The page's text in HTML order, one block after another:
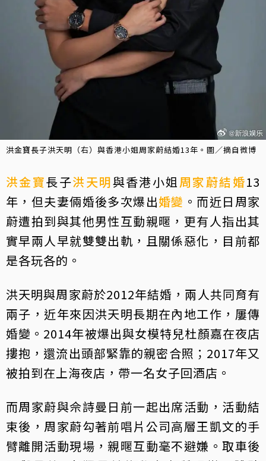
洪金寶長子洪天明（右）與香港小姐周家蔚結婚13年。圖／摘自微博
洪金寶長子洪天明與香港小姐周家蔚結婚13
年，但夫妻倆婚後多次爆出婚變 。而近日周家
蔚遭拍到與其他男性互動親暱，更有人指出其
實早兩人早就雙雙出軌，且關係惡化，目前都
是各玩各的。
洪天明與周家蔚於2012年結婚，兩人共同育有
兩子，近年來因洪天明長期在內地工作，屢傳
婚變。2014年被爆出與女模特兒杜顏嘉在夜店
摟抱，還流出頭部緊靠的親密合照；2017年又
被拍到在上海夜店，帶一名女子回酒店。
而周家蔚與佘詩曼日前一起出席活動，活動結
束後，周家蔚勾著前唱片公司高層王凱文的手
臂離開活動現場，親暱互動毫不避嫌。取車後